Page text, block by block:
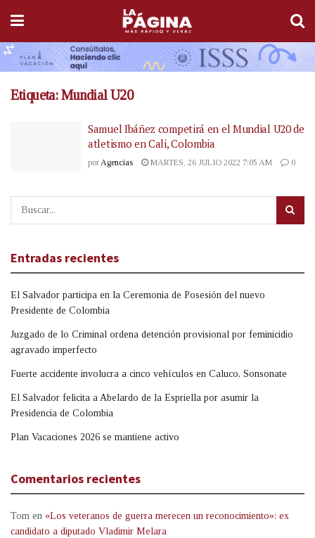
Etiqueta:Mundial U20
Samuel Ibáñez competirá en el Mundial U20 de
atletismo en Cali, Colombia
por Agencias MARTES, 26 JULIO 2022 7:05 AM 0
Entradas recientes
El Salvador participa en la Ceremonia de Posesión del nuevo
Presidente de Colombia
Juzgado de lo Criminal ordena detención provisional por feminicidio
agravado imperfecto
Fuerte accidente involucra a cinco vehículos en Caluco, Sonsonate
El Salvador felicita a Abelardo de la Espriella por asumir la
Presidencia de Colombia
Plan Vacaciones 2026 se mantiene activo
Comentarios recientes
Tom en «Los veteranos de guerra merecen un reconocimiento»: ex
candidato a diputado Vladimir Melara